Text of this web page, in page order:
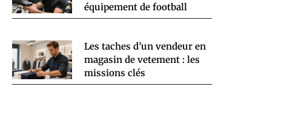
équipement de football
Les taches d’un vendeur en
magasin de vetement : les
missions clés